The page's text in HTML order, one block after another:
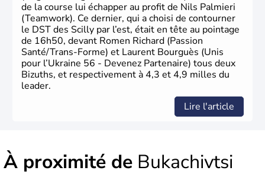
de la course lui échapper au profit de Nils Palmieri
(Teamwork). Ce dernier, qui a choisi de contourner
le DST des Scilly par l’est, était en tête au pointage
de 16h50, devant Romen Richard (Passion
Santé/Trans-Forme) et Laurent Bourguès (Unis
pour l’Ukraine 56 - Devenez Partenaire) tous deux
Bizuths, et respectivement à 4,3 et 4,9 milles du
leader.
Lire l'article
À proximité de Bukachivtsi